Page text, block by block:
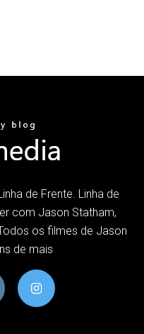
de Frente. Linha de
com Jason Statham,
os filmes de Jason
de mais